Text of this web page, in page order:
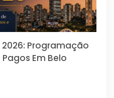
2026: Programação
Em Belo